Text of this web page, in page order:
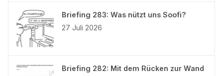
Briefing 283: Was nützt uns Soofi?
27 Juli 2026
Briefing 282: Mit dem Rücken zur Wand